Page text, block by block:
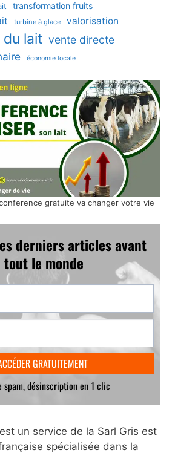
transformation fruits
turbine à glace valorisation
lait vente directe
économie locale
gratuite va changer votre vie
un service de la Sarl Gris est
spécialisée dans la